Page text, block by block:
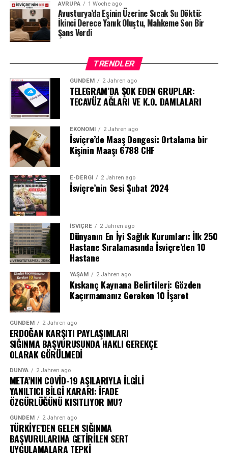
AVRUPA 1 Woche ago
Avusturya’da Eşinin Üzerine Sıcak Su Döktü:
İkinci Derece Yanık Oluştu, Mahkeme Son Bir
Şans Verdi
TRENDLER
GÜNDEM 2 Jahren ago
TELEGRAM’DA ŞOK EDEN GRUPLAR:
TECAVÜZ AĞLARI VE K.O. DAMLALARI
EKONOMI 2 Jahren ago
İsviçre’de Maaş Dengesi: Ortalama bir
Kişinin Maaşı 6788 CHF
E-DERGI 2 Jahren ago
İsviçre’nin Sesi Şubat 2024
İSVIÇRE 2 Jahren ago
Dünyanın En İyi Sağlık Kurumları: İlk 250
Hastane Sıralamasında İsviçre’den 10
Hastane
YAŞAM 2 Jahren ago
Kıskanç Kaynana Belirtileri: Gözden
Kaçırmamanız Gereken 10 İşaret
GÜNDEM 2 Jahren ago
ERDOĞAN KARŞITI PAYLAŞIMLARI
SIĞINMA BAŞVURUSUNDA HAKLI GEREKÇE
OLARAK GÖRÜLMEDİ
DÜNYA 2 Jahren ago
META’NIN COVİD-19 AŞILARIYLA İLGİLİ
YANILTICI BİLGİ KARARI: İFADE
ÖZGÜRLÜĞÜNÜ KISITLIYOR MU?
GÜNDEM 2 Jahren ago
TÜRKİYE’DEN GELEN SIĞINMA
BAŞVURULARINA GETİRİLEN SERT
UYGULAMALARA TEPKİ